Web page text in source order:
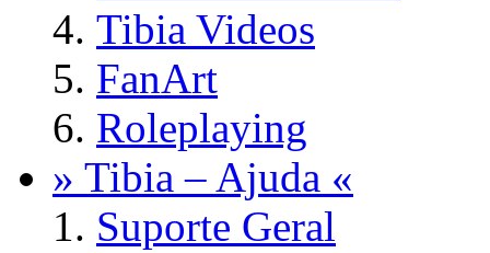
Tibia Videos
FanArt
Roleplaying
» Tibia – Ajuda «
Suporte Geral